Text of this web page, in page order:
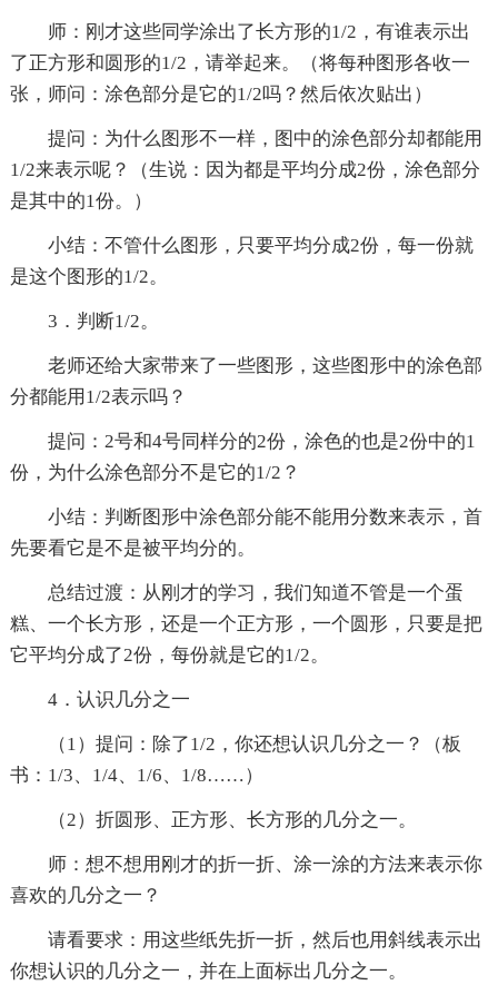
师：刚才这些同学涂出了长方形的1/2，有谁表示出
了正方形和圆形的1/2，请举起来。（将每种图形各收一
张，师问：涂色部分是它的1/2吗？然后依次贴出）
提问：为什么图形不一样，图中的涂色部分却都能用
1/2来表示呢？（生说：因为都是平均分成2份，涂色部分
是其中的1份。）
小结：不管什么图形，只要平均分成2份，每一份就
是这个图形的1/2。
3．判断1/2。
老师还给大家带来了一些图形，这些图形中的涂色部
分都能用1/2表示吗？
提问：2号和4号同样分的2份，涂色的也是2份中的1
份，为什么涂色部分不是它的1/2？
小结：判断图形中涂色部分能不能用分数来表示，首
先要看它是不是被平均分的。
总结过渡：从刚才的学习，我们知道不管是一个蛋
糕、一个长方形，还是一个正方形，一个圆形，只要是把
它平均分成了2份，每份就是它的1/2。
4．认识几分之一
（1）提问：除了1/2，你还想认识几分之一？（板
书：1/3、1/4、1/6、1/8……）
（2）折圆形、正方形、长方形的几分之一。
师：想不想用刚才的折一折、涂一涂的方法来表示你
喜欢的几分之一？
请看要求：用这些纸先折一折，然后也用斜线表示出
你想认识的几分之一，并在上面标出几分之一。